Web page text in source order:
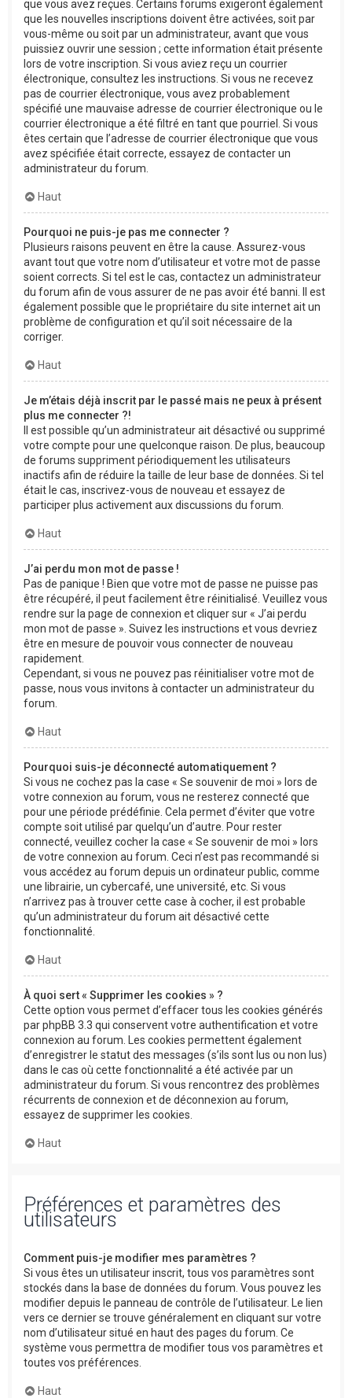
que vous avez reçues. Certains forums exigeront également
que les nouvelles inscriptions doivent être activées, soit par
vous-même ou soit par un administrateur, avant que vous
puissiez ouvrir une session ; cette information était présente
lors de votre inscription. Si vous aviez reçu un courrier
électronique, consultez les instructions. Si vous ne recevez
pas de courrier électronique, vous avez probablement
spécifié une mauvaise adresse de courrier électronique ou le
courrier électronique a été filtré en tant que pourriel. Si vous
êtes certain que l’adresse de courrier électronique que vous
avez spécifiée était correcte, essayez de contacter un
administrateur du forum.
Haut
Pourquoi ne puis-je pas me connecter ?
Plusieurs raisons peuvent en être la cause. Assurez-vous
avant tout que votre nom d’utilisateur et votre mot de passe
soient corrects. Si tel est le cas, contactez un administrateur
du forum afin de vous assurer de ne pas avoir été banni. Il est
également possible que le propriétaire du site internet ait un
problème de configuration et qu’il soit nécessaire de la
corriger.
Haut
Je m’étais déjà inscrit par le passé mais ne peux à présent
plus me connecter ?!
Il est possible qu’un administrateur ait désactivé ou supprimé
votre compte pour une quelconque raison. De plus, beaucoup
de forums suppriment périodiquement les utilisateurs
inactifs afin de réduire la taille de leur base de données. Si tel
était le cas, inscrivez-vous de nouveau et essayez de
participer plus activement aux discussions du forum.
Haut
J’ai perdu mon mot de passe !
Pas de panique ! Bien que votre mot de passe ne puisse pas
être récupéré, il peut facilement être réinitialisé. Veuillez vous
rendre sur la page de connexion et cliquer sur « J’ai perdu
mon mot de passe ». Suivez les instructions et vous devriez
être en mesure de pouvoir vous connecter de nouveau
rapidement.
Cependant, si vous ne pouvez pas réinitialiser votre mot de
passe, nous vous invitons à contacter un administrateur du
forum.
Haut
Pourquoi suis-je déconnecté automatiquement ?
Si vous ne cochez pas la case « Se souvenir de moi » lors de
votre connexion au forum, vous ne resterez connecté que
pour une période prédéfinie. Cela permet d’éviter que votre
compte soit utilisé par quelqu’un d’autre. Pour rester
connecté, veuillez cocher la case « Se souvenir de moi » lors
de votre connexion au forum. Ceci n’est pas recommandé si
vous accédez au forum depuis un ordinateur public, comme
une librairie, un cybercafé, une université, etc. Si vous
n’arrivez pas à trouver cette case à cocher, il est probable
qu’un administrateur du forum ait désactivé cette
fonctionnalité.
Haut
À quoi sert « Supprimer les cookies » ?
Cette option vous permet d’effacer tous les cookies générés
par phpBB 3.3 qui conservent votre authentification et votre
connexion au forum. Les cookies permettent également
d’enregistrer le statut des messages (s’ils sont lus ou non lus)
dans le cas où cette fonctionnalité a été activée par un
administrateur du forum. Si vous rencontrez des problèmes
récurrents de connexion et de déconnexion au forum,
essayez de supprimer les cookies.
Haut
Préférences et paramètres des
utilisateurs
Comment puis-je modifier mes paramètres ?
Si vous êtes un utilisateur inscrit, tous vos paramètres sont
stockés dans la base de données du forum. Vous pouvez les
modifier depuis le panneau de contrôle de l’utilisateur. Le lien
vers ce dernier se trouve généralement en cliquant sur votre
nom d’utilisateur situé en haut des pages du forum. Ce
système vous permettra de modifier tous vos paramètres et
toutes vos préférences.
Haut